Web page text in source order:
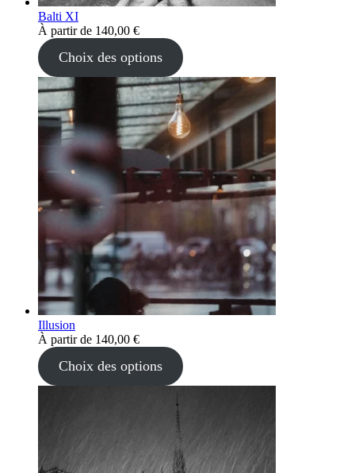
Balti XI
À partir de 140,00 €
Choix des options
Illusion
À partir de 140,00 €
Choix des options